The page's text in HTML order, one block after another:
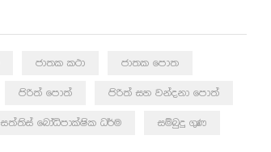
ජාතක කථා ජාතක පොත
පිරිත් පොත් පිරිත් සහ වන්දනා පොත්
සත්තිස් බෝධිපාක්ෂික ධර්ම සම්බුදු ගුණ